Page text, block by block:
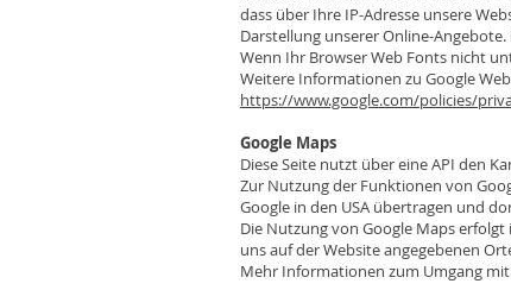
dass über Ihre IP-Adresse unsere
Darstellung unserer Online-Angebote.
Wenn Ihr Browser Web Fonts nicht
Weitere Informationen zu Google
https://www.google.com/policies/
Google Maps
Diese Seite nutzt über eine API den
Zur Nutzung der Funktionen von
Google in den USA übertragen und
Die Nutzung von Google Maps
uns auf der Website angegebenen
Mehr Informationen zum Umgang